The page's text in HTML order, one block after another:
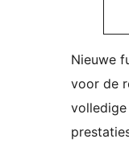
Nieuwe
voor de